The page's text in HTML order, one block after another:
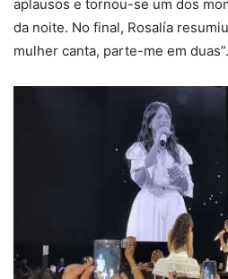
aplausos e tornou-se um dos
da noite. No final, Rosalía
mulher canta, parte-me em duas”.